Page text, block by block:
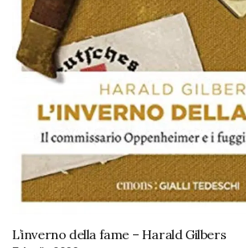
L’inverno della fame – Harald Gilbers